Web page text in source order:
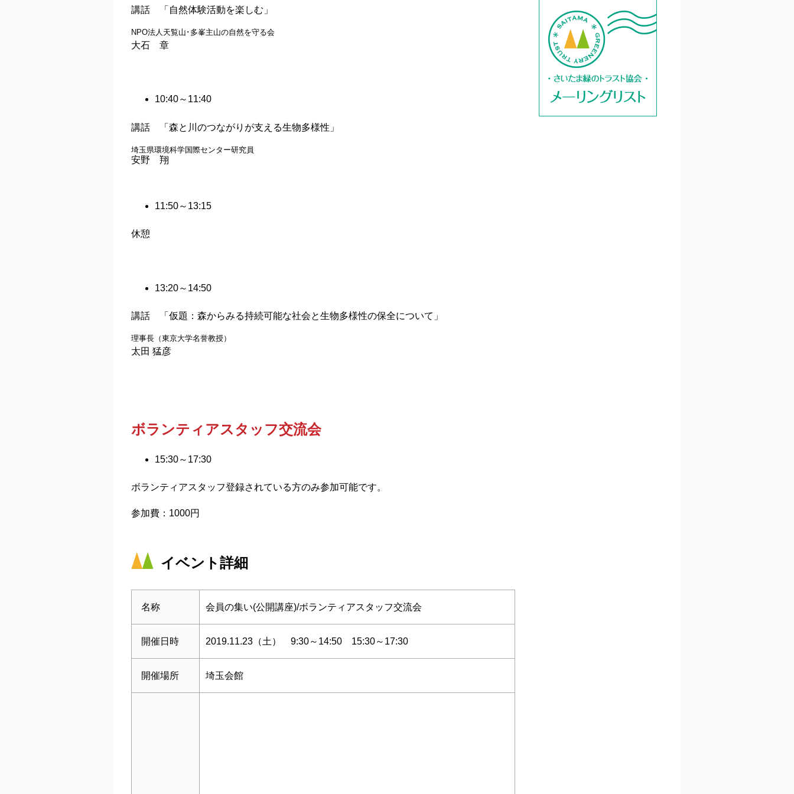
講話 「自然体験活動を楽しむ」
NPO法人天覧山･多峯主山の自然を守る会
大石 章
10:40～11:40
講話 「森と川のつながりが支える生物多様性」
埼玉県環境科学国際センター研究員
安野 翔
11:50～13:15
休憩
13:20～14:50
講話 「仮題：森からみる持続可能な社会と生物多様性の保全について」
理事長（東京大学名誉教授）
太田 猛彦
ボランティアスタッフ交流会
15:30～17:30
ボランティアスタッフ登録されている方のみ参加可能です。
参加費：1000円
イベント詳細
名称 会員の集い(公開講座)/ボランティアスタッフ交流会
開催日時 2019.11.23（土） 9:30～14:50 15:30～17:30
開催場所 埼玉会館